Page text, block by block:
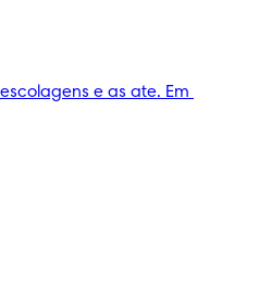
e as ate. Em